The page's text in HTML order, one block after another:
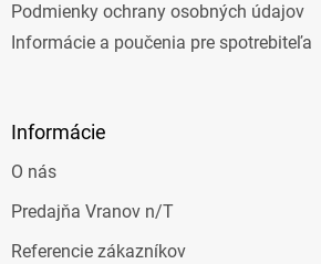
Podmienky ochrany osobných údajov
Informácie a poučenia pre spotrebiteľa
Informácie
O nás
Predajňa Vranov n/T
Referencie zákazníkov